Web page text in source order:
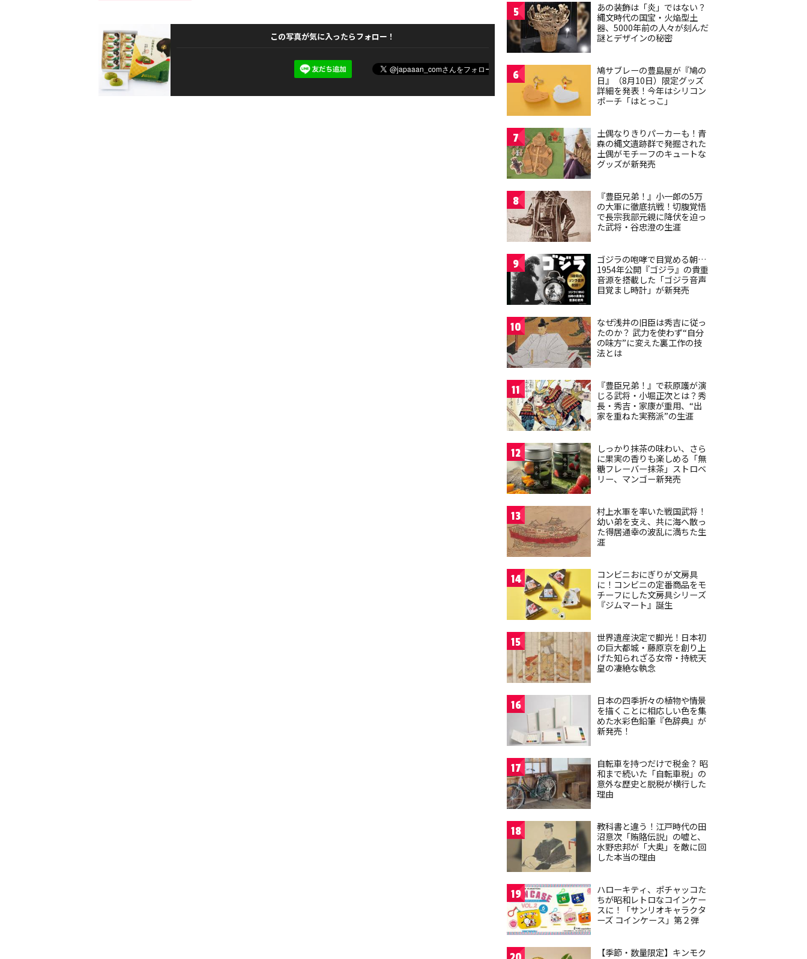
この写真が気に入ったらフォロー！
5
あの装飾は「炎」ではない？
縄文時代の国宝・火焔型土
器、5000年前の人々が刻んだ
謎とデザインの秘密
6
鳩サブレーの豊島屋が『鳩の
日』（8月10日）限定グッズ
詳細を発表！今年はシリコン
ポーチ「はとっこ」
7
土偶なりきりパーカーも！青
森の縄文遺跡群で発掘された
土偶がモチーフのキュートな
グッズが新発売
8
『豊臣兄弟！』小一郎の5万
の大軍に徹底抗戦！切腹覚悟
で長宗我部元親に降伏を迫っ
た武将・谷忠澄の生涯
9
ゴジラの咆哮で目覚める朝…
1954年公開『ゴジラ』の貴重
音源を搭載した「ゴジラ音声
目覚まし時計」が新発売
10
なぜ浅井の旧臣は秀吉に従っ
たのか？ 武力を使わず“自分
の味方”に変えた裏工作の技
法とは
11
『豊臣兄弟！』で萩原護が演
じる武将・小堀正次とは？秀
長・秀吉・家康が重用、“出
家を重ねた実務派”の生涯
12
しっかり抹茶の味わい、さら
に果実の香りも楽しめる「無
糖フレーバー抹茶」ストロベ
リー、マンゴー新発売
13
村上水軍を率いた戦国武将！
幼い弟を支え、共に海へ散っ
た得居通幸の波乱に満ちた生
涯
14
コンビニおにぎりが文房具
に！コンビニの定番商品をモ
チーフにした文房具シリーズ
『ジムマート』誕生
15
世界遺産決定で脚光！日本初
の巨大都城・藤原京を創り上
げた知られざる女帝・持統天
皇の凄絶な執念
16
日本の四季折々の植物や情景
を描くことに相応しい色を集
めた水彩色鉛筆『色辞典』が
新発売！
17
自転車を持つだけで税金？ 昭
和まで続いた「自転車税」の
意外な歴史と脱税が横行した
理由
18
教科書と違う！江戸時代の田
沼意次「賄賂伝説」の嘘と、
水野忠邦が「大奥」を敵に回
した本当の理由
19
ハローキティ、ポチャッコた
ちが昭和レトロなコインケー
スに！「サンリオキャラクタ
ーズ コインケース」第２弾
【季節・数量限定】キンモク